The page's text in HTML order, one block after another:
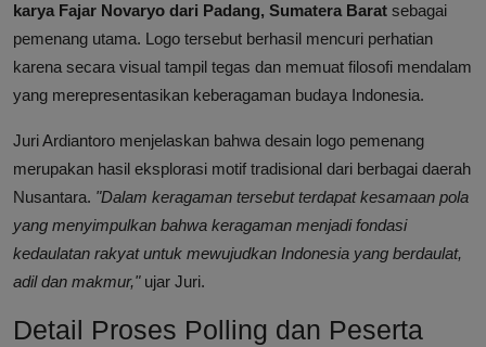
karya Fajar Novaryo dari Padang, Sumatera Barat sebagai
pemenang utama. Logo tersebut berhasil mencuri perhatian
karena secara visual tampil tegas dan memuat filosofi mendalam
yang merepresentasikan keberagaman budaya Indonesia.
Juri Ardiantoro menjelaskan bahwa desain logo pemenang
merupakan hasil eksplorasi motif tradisional dari berbagai daerah
Nusantara. "Dalam keragaman tersebut terdapat kesamaan pola
yang menyimpulkan bahwa keragaman menjadi fondasi
kedaulatan rakyat untuk mewujudkan Indonesia yang berdaulat,
adil dan makmur,"ujar Juri.
Detail Proses Polling dan Peserta